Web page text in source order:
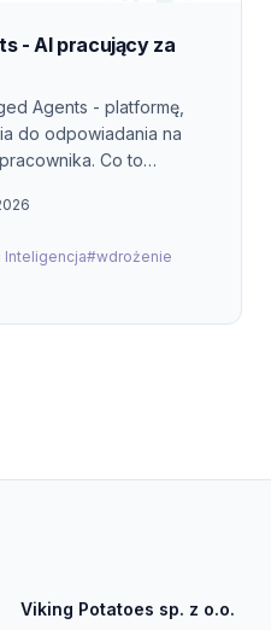
- AI pracujący za
- platformę,
do odpowiadania na
Co to
Inteligencja#wdrożenie
Viking Potatoes sp. z o.o.